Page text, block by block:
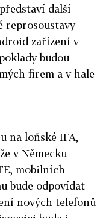
další
reprosoustavy
zařízení v
budou
firem a v hale
na loňské IFA,
v Německu
mobilních
bude odpovídat
nových telefonů